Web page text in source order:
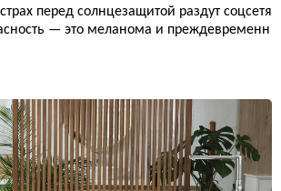
перед солнцезащитой раздут соцсетя
— это меланома и преждевременн